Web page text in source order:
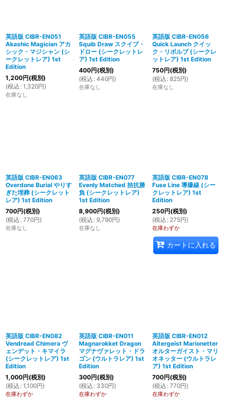
英語版 CIBR-EN051
Akashic Magician アカ
シック・マジシャン (シ
ークレットレア) 1st
Edition
1,200円(税別)
(税込 : 1,320円)
在庫なし
英語版 CIBR-EN055
Squib Draw スクイブ・
ドロー (シークレットレ
ア) 1st Edition
400円(税別)
(税込 : 440円)
在庫なし
英語版 CIBR-EN056
Quick Launch クイッ
ク・リボルブ (シークレ
ットレア) 1st Edition
750円(税別)
(税込 : 825円)
在庫なし
英語版 CIBR-EN063
Overdone Burial やりす
ぎた埋葬 (シークレット
レア) 1st Edition
700円(税別)
(税込 : 770円)
在庫なし
英語版 CIBR-EN077
Evenly Matched 拮抗勝
負 (シークレットレア)
1st Edition
8,900円(税別)
(税込 : 9,790円)
在庫なし
英語版 CIBR-EN078
Fuse Line 導爆線 (シー
クレットレア) 1st
Edition
250円(税別)
(税込 : 275円)
在庫わずか
カートに入れる
英語版 CIBR-EN082
Vendread Chimera ヴ
ェンデット・キマイラ
(シークレットレア) 1st
Edition
1,000円(税別)
(税込 : 1,100円)
在庫わずか
英語版 CIBR-EN011
Magnarokket Dragon
マグナヴァレット・ドラ
ゴン (ウルトラレア) 1st
Edition
300円(税別)
(税込 : 330円)
在庫わずか
英語版 CIBR-EN012
Altergeist Marionetter
オルターガイスト・マリ
オネッター (ウルトラレ
ア) 1st Edition
700円(税別)
(税込 : 770円)
在庫わずか